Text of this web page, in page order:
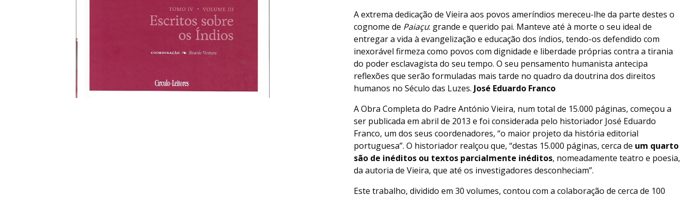
A extrema dedicação de Vieira aos povos ameríndios mereceu-lhe da parte destes o
cognome de Paiaçu: grande e querido pai. Manteve até à morte o seu ideal de
entregar a vida à evangelização e educação dos índios, tendo-os defendido com
inexorável firmeza como povos com dignidade e liberdade próprias contra a tirania
do poder esclavagista do seu tempo. O seu pensamento humanista antecipa
reflexões que serão formuladas mais tarde no quadro da doutrina dos direitos
humanos no Século das Luzes. José Eduardo Franco
A Obra Completa do Padre António Vieira, num total de 15.000 páginas, começou a
ser publicada em abril de 2013 e foi considerada pelo historiador José Eduardo
Franco, um dos seus coordenadores, “o maior projeto da história editorial
portuguesa”. O historiador realçou que, “destas 15.000 páginas, cerca de um quarto
são de inéditos ou textos parcialmente inéditos, nomeadamente teatro e poesia,
da autoria de Vieira, que até os investigadores desconheciam”.
Este trabalho, dividido em 30 volumes, contou com a colaboração de cerca de 100